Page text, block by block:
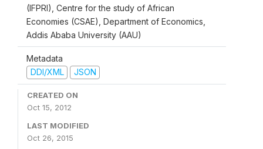
(IFPRI), Centre for the study of African
Economies (CSAE), Department of Economics,
Addis Ababa University (AAU)
Metadata
DDI/XML
JSON
CREATED ON
Oct 15, 2012
LAST MODIFIED
Oct 26, 2015